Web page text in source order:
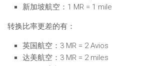
新加坡航空：1 MR = 1 mile
转换比率更差的有：
英国航空：3 MR = 2 Avios
达美航空：3 MR = 2 miles